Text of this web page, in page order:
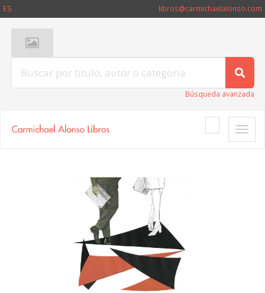
ES libros@carmichaelalonso.com
Búsqueda avanzada
Toggle